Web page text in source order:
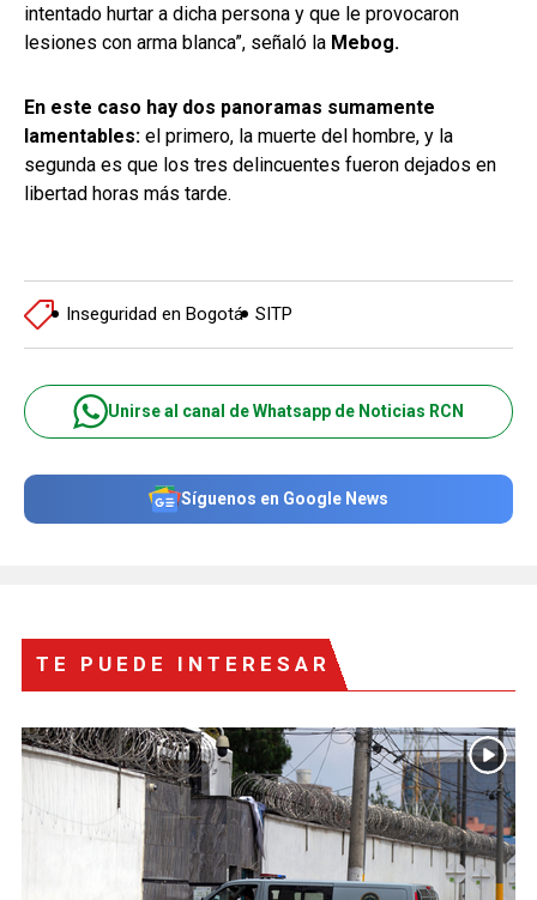
intentado hurtar a dicha persona y que le provocaron
lesiones con arma blanca”, señaló la Mebog.
En este caso hay dos panoramas sumamente
lamentables: el primero, la muerte del hombre, y la
segunda es que los tres delincuentes fueron dejados en
libertad horas más tarde.
Inseguridad en Bogotá SITP
Unirse al canal de Whatsapp de Noticias RCN
Síguenos en Google News
TE PUEDE INTERESAR